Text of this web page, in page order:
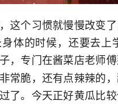
这个习惯就慢慢改变
体的时候，还要去
，专门在酱菜店老师
常脆，还有点辣辣的
了。今天正好黄瓜比